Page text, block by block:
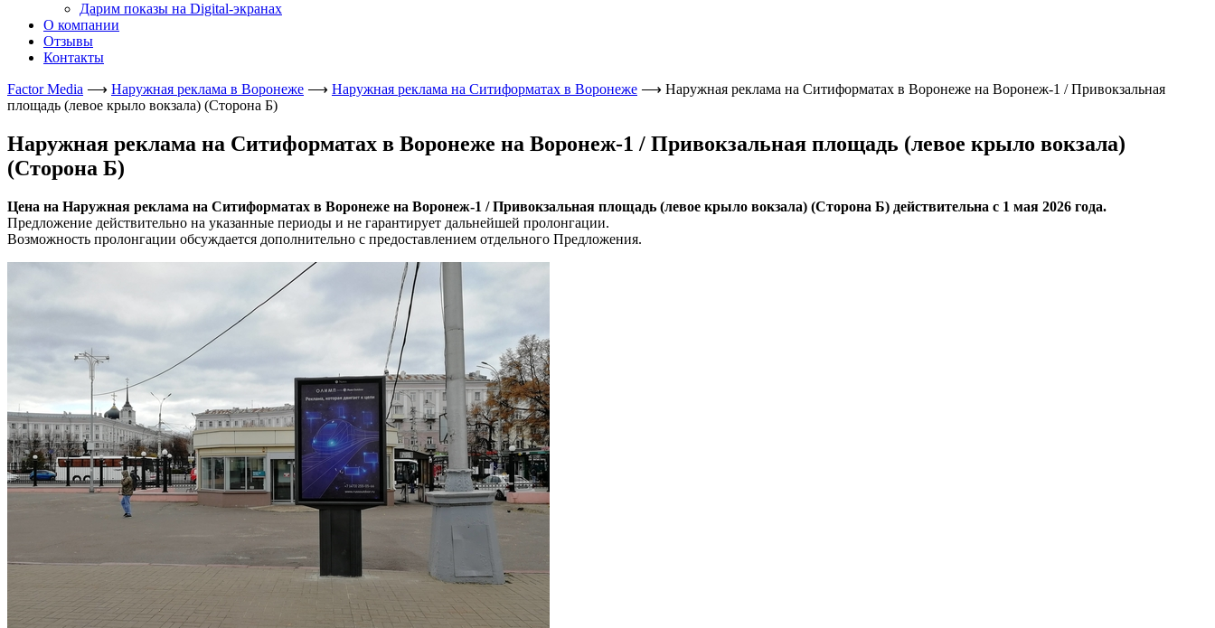
Дарим показы на Digital-экранах
О компании
Отзывы
Контакты
Factor Media ⟶ Наружная реклама в Воронеже ⟶ Наружная реклама на Ситиформатах в Воронеже ⟶ Наружная реклама на Ситиформатах в Воронеже на Воронеж-1 / Привокзальная
площадь (левое крыло вокзала) (Сторона Б)
Наружная реклама на Ситиформатах в Воронеже на Воронеж-1 / Привокзальная площадь (левое крыло вокзала)
(Сторона Б)
Цена на Наружная реклама на Ситиформатах в Воронеже на Воронеж-1 / Привокзальная площадь (левое крыло вокзала) (Сторона Б) действительна с 1 мая 2026 года.
Предложение действительно на указанные периоды и не гарантирует дальнейшей пролонгации.
Возможность пролонгации обсуждается дополнительно с предоставлением отдельного Предложения.